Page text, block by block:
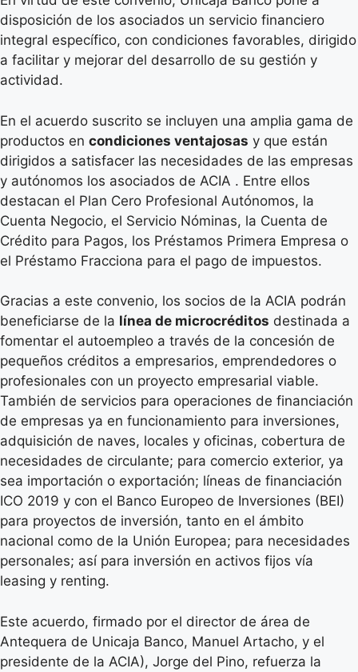
disposición de los asociados un servicio financiero
integral específico, con condiciones favorables, dirigido
a facilitar y mejorar del desarrollo de su gestión y
actividad.
En el acuerdo suscrito se incluyen una amplia gama de
productos en condiciones ventajosas y que están
dirigidos a satisfacer las necesidades de las empresas
y autónomos los asociados de ACIA . Entre ellos
destacan el Plan Cero Profesional Autónomos, la
Cuenta Negocio, el Servicio Nóminas, la Cuenta de
Crédito para Pagos, los Préstamos Primera Empresa o
el Préstamo Fracciona para el pago de impuestos.
Gracias a este convenio, los socios de la ACIA podrán
beneficiarse de la línea de microcréditos destinada a
fomentar el autoempleo a través de la concesión de
pequeños créditos a empresarios, emprendedores o
profesionales con un proyecto empresarial viable.
También de servicios para operaciones de financiación
de empresas ya en funcionamiento para inversiones,
adquisición de naves, locales y oficinas, cobertura de
necesidades de circulante; para comercio exterior, ya
sea importación o exportación; líneas de financiación
ICO 2019 y con el Banco Europeo de Inversiones (BEI)
para proyectos de inversión, tanto en el ámbito
nacional como de la Unión Europea; para necesidades
personales; así para inversión en activos fijos vía
leasing y renting.
Este acuerdo, firmado por el director de área de
Antequera de Unicaja Banco, Manuel Artacho, y el
presidente de la ACIA), Jorge del Pino, refuerza la